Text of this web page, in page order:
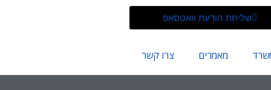
שליחת הודעת וואטסאפ⁩
מאמרים צרו קשר